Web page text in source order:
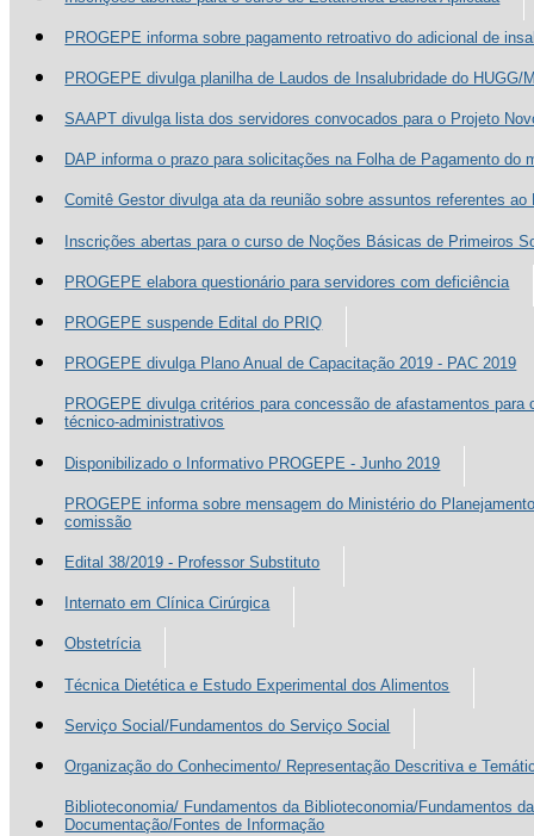
PROGEPE informa sobre pagamento retroativo do adicional de
PROGEPE divulga planilha de Laudos de Insalubridade do HUGG/
SAAPT divulga lista dos servidores convocados para o Projeto
DAP informa o prazo para solicitações na Folha de Pagamento do
Comitê Gestor divulga ata da reunião sobre assuntos referentes ao
Inscrições abertas para o curso de Noções Básicas de Primeiros
PROGEPE elabora questionário para servidores com deficiência
PROGEPE suspende Edital do PRIQ
PROGEPE divulga Plano Anual de Capacitação 2019 - PAC 2019
PROGEPE divulga critérios para concessão de afastamentos para
técnico-administrativos
Disponibilizado o Informativo PROGEPE - Junho 2019
PROGEPE informa sobre mensagem do Ministério do
comissão
Edital 38/2019 - Professor Substituto
Internato em Clínica Cirúrgica
Obstetrícia
Técnica Dietética e Estudo Experimental dos Alimentos
Serviço Social/Fundamentos do Serviço Social
Organização do Conhecimento/ Representação Descritiva e
Biblioteconomia/ Fundamentos da Biblioteconomia/Fundamentos
Documentação/Fontes de Informação